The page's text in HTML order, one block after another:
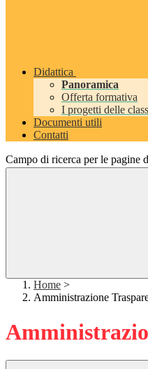
Didattica
Panoramica
Offerta formativa
I progetti delle
Documenti utili
Contatti
Campo di ricerca per le pagine
Home >
Amministrazione